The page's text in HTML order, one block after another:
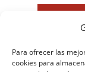
Para ofrecer las
cookies para